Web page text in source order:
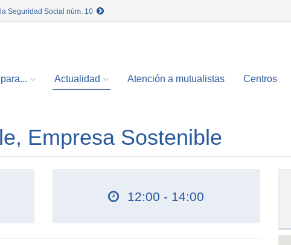
Seguridad Social núm. 10
Actualidad Atención a mutualistas Centros
Empresa Sostenible
12:00 - 14:00